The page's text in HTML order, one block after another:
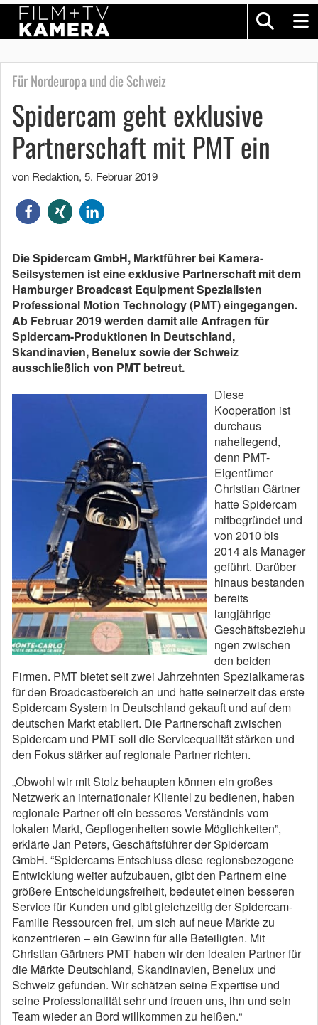
Für Nordeuropa und die Schweiz
Spidercam geht exklusive
Partnerschaft mit PMT ein
von Redaktion, 5. Februar 2019
Die Spidercam GmbH, Marktführer bei Kamera-
Seilsystemen ist eine exklusive Partnerschaft mit dem
Hamburger Broadcast Equipment Spezialisten
Professional Motion Technology (PMT) eingegangen.
Ab Februar 2019 werden damit alle Anfragen für
Spidercam-Produktionen in Deutschland,
Skandinavien, Benelux sowie der Schweiz
ausschließlich von PMT betreut.
Diese
Kooperation ist
durchaus
naheliegend,
denn PMT-
Eigentümer
Christian Gärtner
hatte Spidercam
mitbegründet und
von 2010 bis
2014 als Manager
geführt. Darüber
hinaus bestanden
bereits
langjährige
Geschäftsbeziehu
ngen zwischen
den beiden
Firmen. PMT bietet seit zwei Jahrzehnten Spezialkameras
für den Broadcastbereich an und hatte seinerzeit das erste
Spidercam System in Deutschland gekauft und auf dem
deutschen Markt etabliert. Die Partnerschaft zwischen
Spidercam und PMT soll die Servicequalität stärken und
den Fokus stärker auf regionale Partner richten.
„Obwohl wir mit Stolz behaupten können ein großes
Netzwerk an internationaler Klientel zu bedienen, haben
regionale Partner oft ein besseres Verständnis vom
lokalen Markt, Gepflogenheiten sowie Möglichkeiten”,
erklärte Jan Peters, Geschäftsführer der Spidercam
GmbH. “Spidercams Entschluss diese regionsbezogene
Entwicklung weiter aufzubauen, gibt den Partnern eine
größere Entscheidungsfreiheit, bedeutet einen besseren
Service für Kunden und gibt gleichzeitig der Spidercam-
Familie Ressourcen frei, um sich auf neue Märkte zu
konzentrieren – ein Gewinn für alle Beteiligten. Mit
Christian Gärtners PMT haben wir den idealen Partner für
die Märkte Deutschland, Skandinavien, Benelux und
Schweiz gefunden. Wir schätzen seine Expertise und
seine Professionalität sehr und freuen uns, ihn und sein
Team wieder an Bord willkommen zu heißen.“